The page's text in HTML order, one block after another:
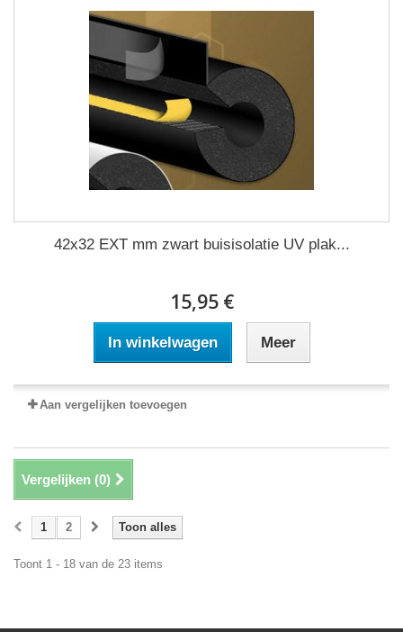
42x32 EXT mm zwart buisisolatie UV plak...
15,95 €
In winkelwagen Meer
Aan vergelijken toevoegen
Vergelijken (0)
Toon alles
1 2
Toont 1 - 18 van de 23 items